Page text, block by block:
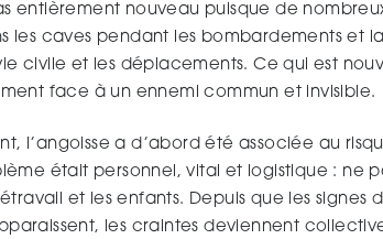
entièrement nouveau puisque de
les caves pendant les bombardements et
civile et les déplacements. Ce qui est
face à un ennemi commun et invisible.
l’angoisse a d’abord été associée au
était personnel, vital et logistique : ne
et les enfants. Depuis que les signes
les craintes deviennent